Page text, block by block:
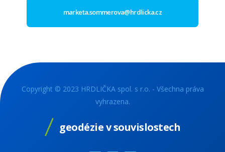
marketa.sommerova@hrdlicka.cz
Copyright © 2023 HRDLIČKA spol. s r.o. - Všechna práva
vyhrazena.
geodézie v souvislostech